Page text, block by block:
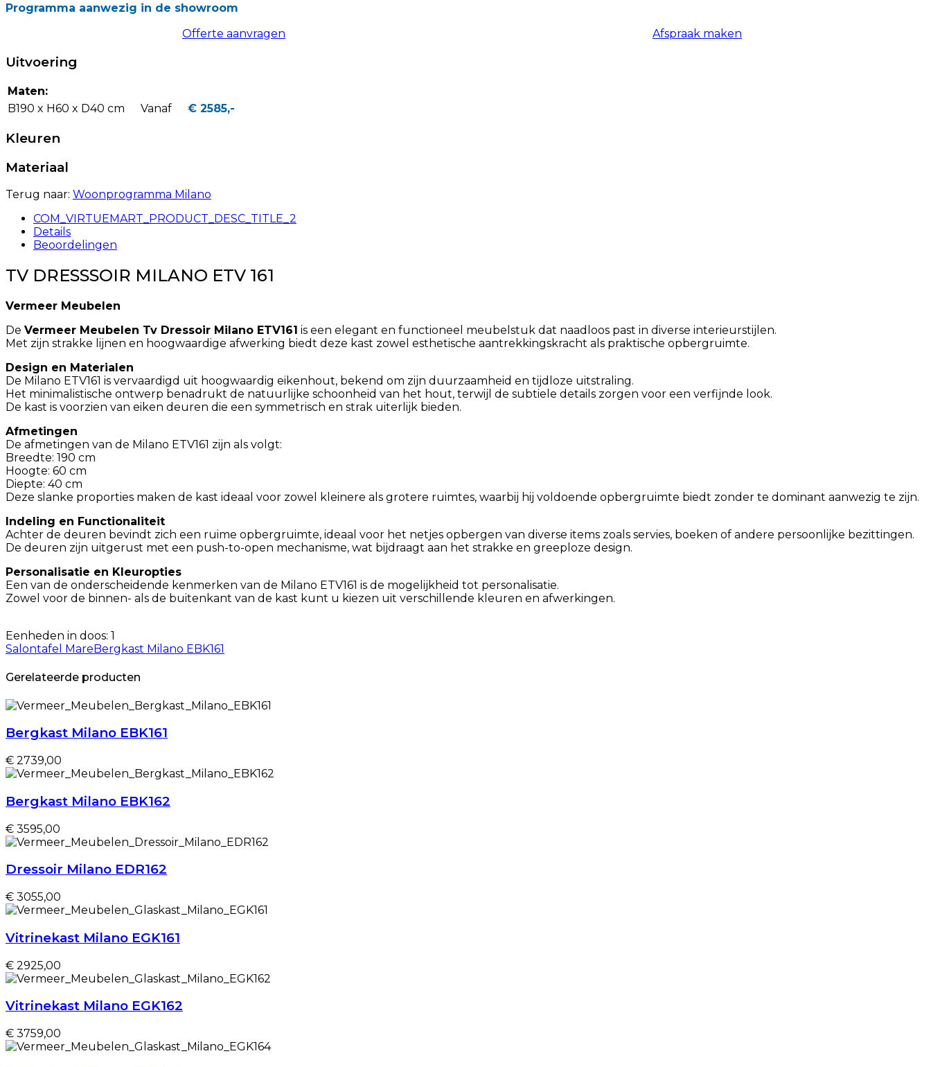
Programma aanwezig in de showroom
Offerte aanvragen
Afspraak maken
Uitvoering
Maten:
B190 x H60 x D40 cm
Vanaf € 2585,-
Kleuren
Materiaal
Terug naar: Woonprogramma Milano
COM_VIRTUEMART_PRODUCT_DESC_TITLE_2
Details
Beoordelingen
TV DRESSSOIR MILANO ETV 161
Vermeer Meubelen
De Vermeer Meubelen Tv Dressoir Milano ETV161 is een elegant en functioneel meubelstuk dat naadloos past in diverse interieurstijlen.
Met zijn strakke lijnen en hoogwaardige afwerking biedt deze kast zowel esthetische aantrekkingskracht als praktische opbergruimte.
Design en Materialen
De Milano ETV161 is vervaardigd uit hoogwaardig eikenhout, bekend om zijn duurzaamheid en tijdloze uitstraling.
Het minimalistische ontwerp benadrukt de natuurlijke schoonheid van het hout, terwijl de subtiele details zorgen voor een verfijnde look.
De kast is voorzien van eiken deuren die een symmetrisch en strak uiterlijk bieden.
Afmetingen
De afmetingen van de Milano ETV161 zijn als volgt:
Breedte: 190 cm
Hoogte: 60 cm
Diepte: 40 cm
Deze slanke proporties maken de kast ideaal voor zowel kleinere als grotere ruimtes, waarbij hij voldoende opbergruimte biedt zonder te dominant aanwezig te zijn.
Indeling en Functionaliteit
Achter de deuren bevindt zich een ruime opbergruimte, ideaal voor het netjes opbergen van diverse items zoals servies, boeken of andere persoonlijke bezittingen.
De deuren zijn uitgerust met een push-to-open mechanisme, wat bijdraagt aan het strakke en greeploze design.
Personalisatie en Kleuropties
Een van de onderscheidende kenmerken van de Milano ETV161 is de mogelijkheid tot personalisatie.
Zowel voor de binnen- als de buitenkant van de kast kunt u kiezen uit verschillende kleuren en afwerkingen.
Eenheden in doos: 1
Salontafel Mare Bergkast Milano EBK161
Gerelateerde producten
Bergkast Milano EBK161
€ 2739,00
Bergkast Milano EBK162
€ 3595,00
Dressoir Milano EDR162
€ 3055,00
Vitrinekast Milano EGK161
€ 2925,00
Vitrinekast Milano EGK162
€ 3759,00